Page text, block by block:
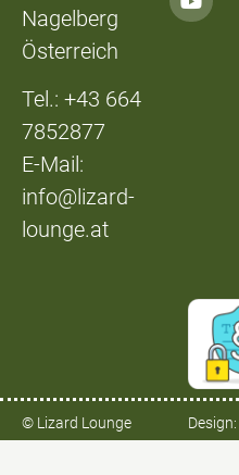
Nagelberg
Österreich
Tel.: +43 664
7852877
E-Mail:
info@lizard-
lounge.at
© Lizard Lounge Design: